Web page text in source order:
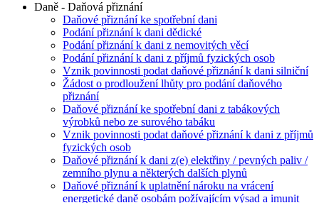
Daně - Daňová přiznání
Daňové přiznání ke spotřební dani
Podání přiznání k dani dědické
Podání přiznání k dani z nemovitých věcí
Podání přiznání k dani z příjmů fyzických osob
Vznik povinnosti podat daňové přiznání k dani silniční
Žádost o prodloužení lhůty pro podání daňového
přiznání
Daňové přiznání ke spotřební dani z tabákových
výrobků nebo ze surového tabáku
Vznik povinnosti podat daňové přiznání k dani z příjmů
fyzických osob
Daňové přiznání k dani z(e) elektřiny / pevných paliv /
zemního plynu a některých dalších plynů
Daňové přiznání k uplatnění nároku na vrácení
energetické daně osobám požívajícím výsad a imunit